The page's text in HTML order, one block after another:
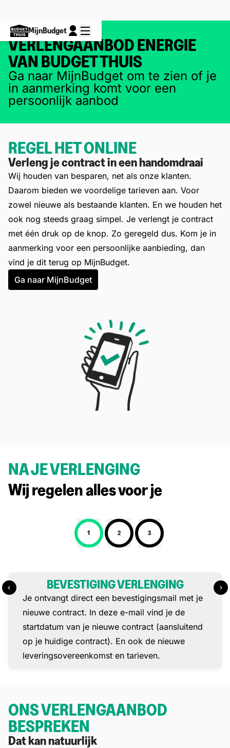
MijnBudget
VERLENGAANBOD ENERGIE
VAN BUDGET THUIS
Ga naar MijnBudget om te zien of je
in aanmerking komt voor een
persoonlijk aanbod
REGEL HET ONLINE
Verleng je contract in een handomdraai
Wij houden van besparen, net als onze klanten.
Daarom bieden we voordelige tarieven aan. Voor
zowel nieuwe als bestaande klanten. En we houden het
ook nog steeds graag simpel. Je verlengt je contract
met één druk op de knop. Zo geregeld dus. Kom je in
aanmerking voor een persoonlijke aanbieding, dan
vind je dit terug op MijnBudget.
Ga naar MijnBudget
NA JE VERLENGING
Wij regelen alles voor je
1 2 3
Stap 1: BEVESTIGING
BEVESTIGING VERLENGING
Je ontvangt direct een bevestigingsmail met je
nieuwe contract. In deze e-mail vind je de
startdatum van je nieuwe contract (aansluitend
op je huidige contract). En ook de nieuwe
leveringsovereenkomst en tarieven.
ONS VERLENGAANBOD
BESPREKEN
Dat kan natuurlijk